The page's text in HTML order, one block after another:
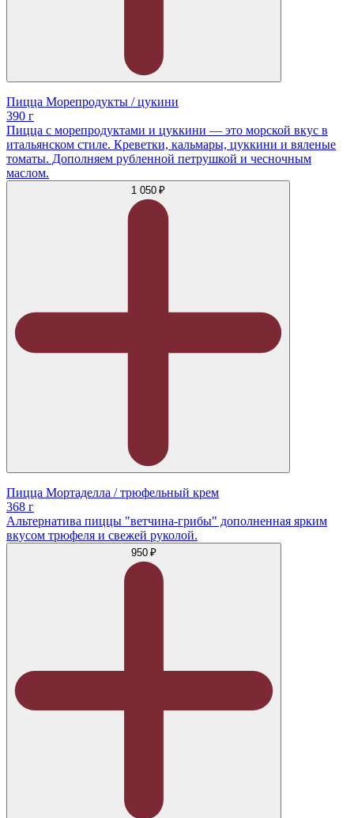
Пицца Морепродукты / цукини
390 г
Пицца с морепродуктами и цуккини — это морской вкус в
итальянском стиле. Креветки, кальмары, цуккини и вяленые
томаты. Дополняем рубленной петрушкой и чесночным
маслом.
1 050 ₽
Пицца Мортаделла / трюфельный крем
368 г
Альтернатива пиццы "ветчина-грибы" дополненная ярким
вкусом трюфеля и свежей руколой.
950 ₽